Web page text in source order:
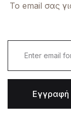
Το email σας
Εγγραφή